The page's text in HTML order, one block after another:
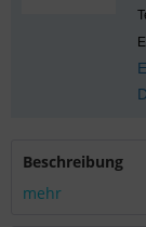
Beschreibung
mehr